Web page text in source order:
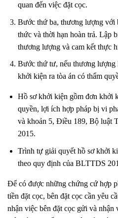
quan đến việc đặt cọc.
Bước thứ ba, thương lượng với
thức và thời hạn hoàn trả. Lập
thương lượng và cam kết thực
Bước thứ tư, nếu thương lượng
khởi kiện ra tòa án có thẩm
Hồ sơ khởi kiện gồm đơn khởi
quyền, lợi ích hợp pháp bị vi
và khoản 5, Điều 189, Bộ luật
2015.
Trình tự giải quyết hồ sơ khởi
theo quy định của BLTTDS
Để có được những chứng cứ hợp
tiền đặt cọc, bên đặt cọc cần yêu
nhận việc bên đặt cọc gửi và nhận